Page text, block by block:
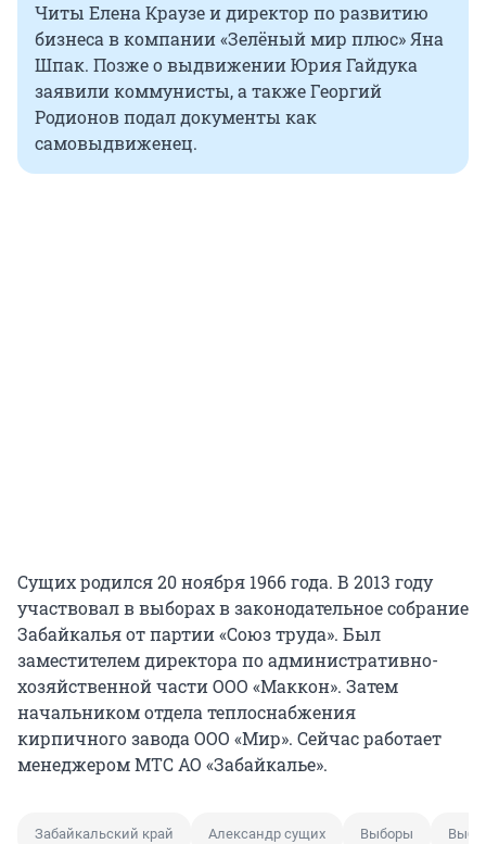
Читы Елена Краузе и директор по развитию
бизнеса в компании «Зелёный мир плюс» Яна
Шпак. Позже о выдвижении Юрия Гайдука
заявили коммунисты, а также Георгий
Родионов подал документы как
самовыдвиженец.
Сущих родился 20 ноября 1966 года. В 2013 году
участвовал в выборах в законодательное собрание
Забайкалья от партии «Союз труда». Был
заместителем директора по административно-
хозяйственной части ООО «Маккон». Затем
начальником отдела теплоснабжения
кирпичного завода ООО «Мир». Сейчас работает
менеджером МТС АО «Забайкалье».
Забайкальский край Александр сущих Выборы